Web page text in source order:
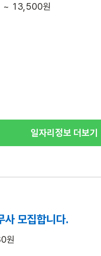
~ 13,500원
일자리정보 더보기
사 모집합니다.
원